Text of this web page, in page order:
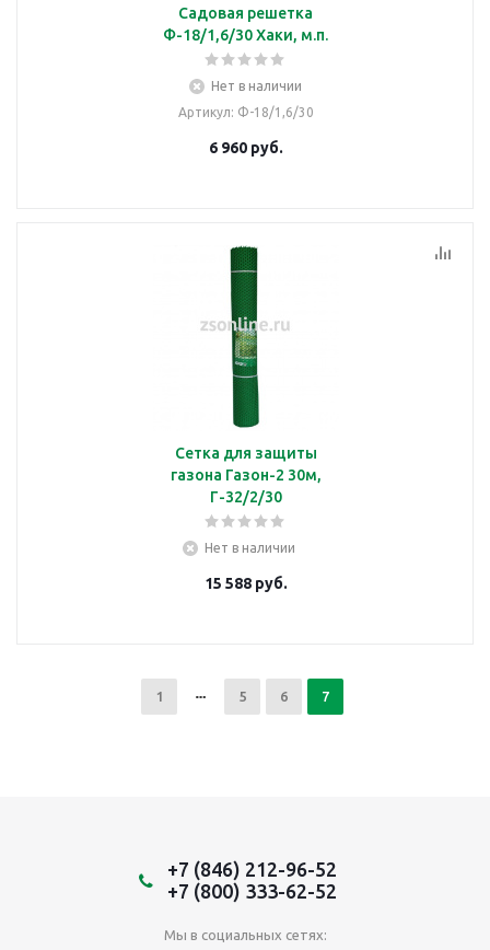
Садовая решетка
Ф-18/1,6/30 Хаки, м.п.
Нет в наличии
Артикул: Ф-18/1,6/30
6 960руб.
Сетка для защиты
газона Газон-2 30м,
Г-32/2/30
Нет в наличии
15 588руб.
1 5 6 7
+7 (846) 212-96-52
+7 (800) 333-62-52
Мы в социальных сетях: